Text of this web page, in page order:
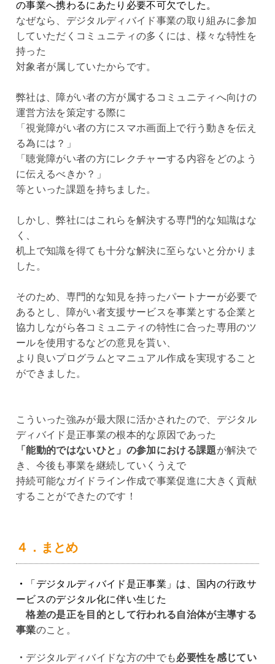
の事業へ携わるにあたり必要不可欠でした。
なぜなら、デジタルディバイド事業の取り組みに参加
していただくコミュニティの多くには、様々な特性を
持った
対象者が属していたからです。
弊社は、障がい者の方が属するコミュニティへ向けの
運営方法を策定する際に
「視覚障がい者の方にスマホ画面上で行う動きを伝え
る為には？」
「聴覚障がい者の方にレクチャーする内容をどのよう
に伝えるべきか？」
等といった課題を持ちました。
しかし、弊社にはこれらを解決する専門的な知識はな
く、
机上で知識を得ても十分な解決に至らないと分かりま
した。
そのため、専門的な知見を持ったパートナーが必要で
あるとし、障がい者支援サービスを事業とする企業と
協力しながら各コミュニティの特性に合った専用のツ
ールを使用するなどの意見を貰い、
より良いプログラムとマニュアル作成を実現すること
ができました。
こういった強みが最大限に活かされたので、デジタル
ディバイド是正事業の根本的な原因であった
「能動的ではないひと」の参加における課題が解決で
き、今後も事業を継続していくうえで
持続可能なガイドライン作成で事業促進に大きく貢献
することができたのです！
４．まとめ
・
「デジタルディバイド是正事業」は、国内の行政サ
ービスのデジタル化に伴い生じた
格差の是正を目的として行われる自治体が主導する
事業のこと。
・ デジタルディバイドな方の中でも必要性を感じてい